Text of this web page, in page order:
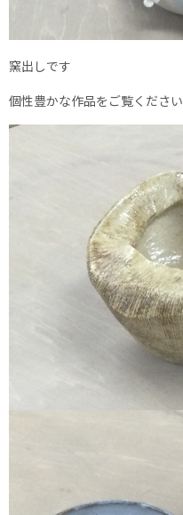
窯出しです
個性豊かな作品をご覧ください